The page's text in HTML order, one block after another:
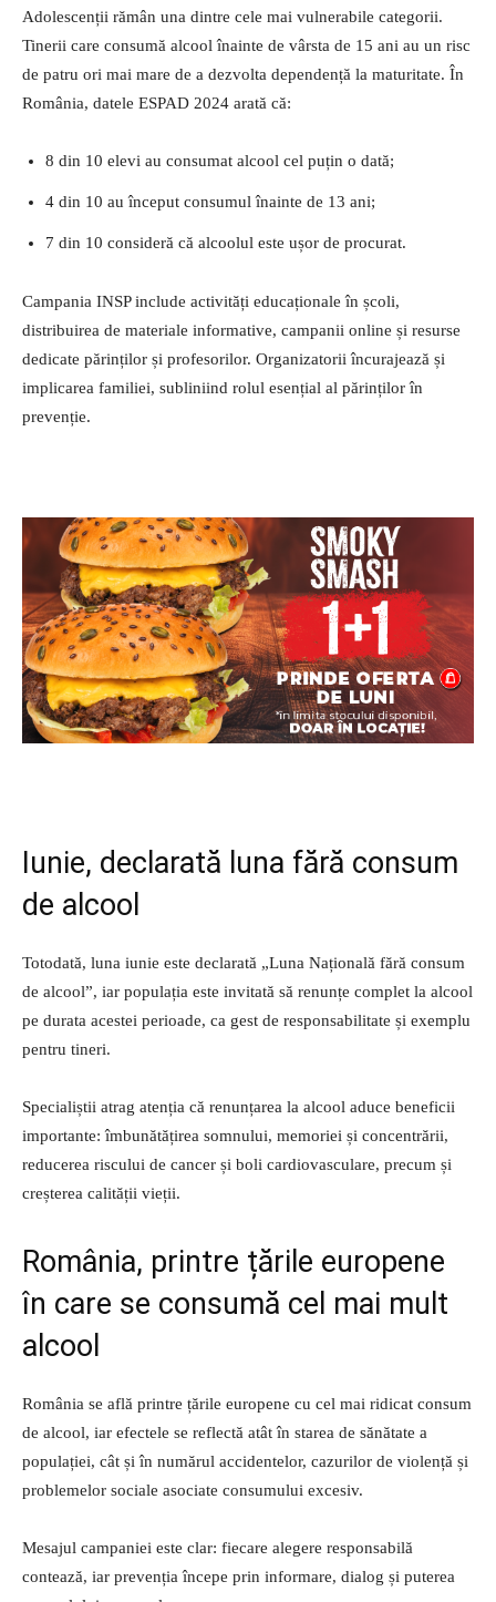
Adolescenții rămân una dintre cele mai vulnerabile categorii.
Tinerii care consumă alcool înainte de vârsta de 15 ani au un risc
de patru ori mai mare de a dezvolta dependență la maturitate. În
România, datele ESPAD 2024 arată că:
8 din 10 elevi au consumat alcool cel puțin o dată;
4 din 10 au început consumul înainte de 13 ani;
7 din 10 consideră că alcoolul este ușor de procurat.
Campania INSP include activități educaționale în școli,
distribuirea de materiale informative, campanii online și resurse
dedicate părinților și profesorilor. Organizatorii încurajează și
implicarea familiei, subliniind rolul esențial al părinților în
prevenție.
Iunie, declarată luna fără consum
de alcool
Totodată, luna iunie este declarată „Luna Națională fără consum
de alcool”, iar populația este invitată să renunțe complet la alcool
pe durata acestei perioade, ca gest de responsabilitate și exemplu
pentru tineri.
Specialiștii atrag atenția că renunțarea la alcool aduce beneficii
importante: îmbunătățirea somnului, memoriei și concentrării,
reducerea riscului de cancer și boli cardiovasculare, precum și
creșterea calității vieții.
România, printre țările europene
în care se consumă cel mai mult
alcool
România se află printre țările europene cu cel mai ridicat consum
de alcool, iar efectele se reflectă atât în starea de sănătate a
populației, cât și în numărul accidentelor, cazurilor de violență și
problemelor sociale asociate consumului excesiv.
Mesajul campaniei este clar: fiecare alegere responsabilă
contează, iar prevenția începe prin informare, dialog și puterea